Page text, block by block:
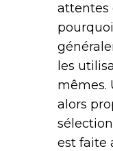
attentes
les
mêmes.
alors
est faite